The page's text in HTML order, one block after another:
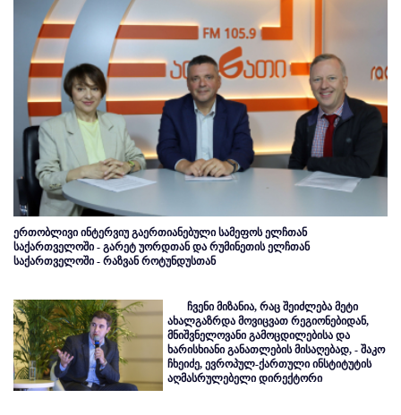
ერთობლივი ინტერვიუ გაერთიანებული სამეფოს ელჩთან
საქართველოში - გარეტ უორდთან და რუმინეთის ელჩთან
საქართველოში - რაზვან როტუნდუსთან
ჩვენი მიზანია, რაც შეიძლება მეტი
ახალგაზრდა მოვიცვათ რეგიონებიდან,
მნიშვნელოვანი გამოცდილებისა და
ხარისხიანი განათლების მისაღებად, - შაკო
ჩხეიძე, ევროპულ-ქართული ინსტიტუტის
აღმასრულებელი დირექტორი